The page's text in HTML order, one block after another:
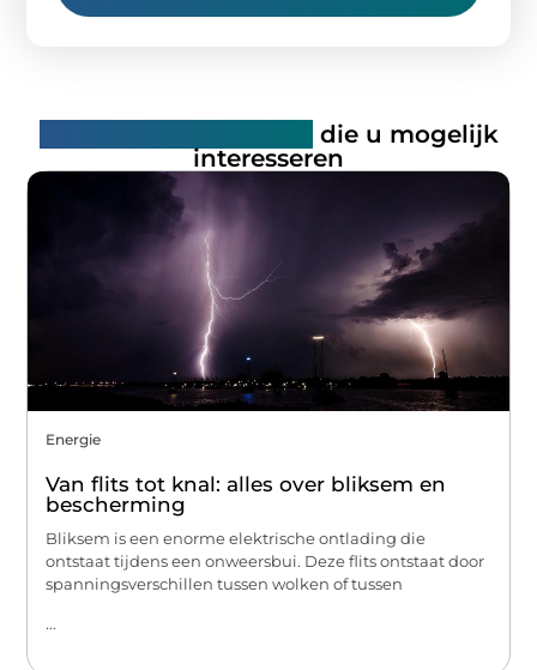
die u mogelijk
interesseren
Energie
Van flits tot knal: alles over bliksem en
bescherming
Bliksem is een enorme elektrische ontlading die
ontstaat tijdens een onweersbui. Deze flits ontstaat door
spanningsverschillen tussen wolken of tussen
...